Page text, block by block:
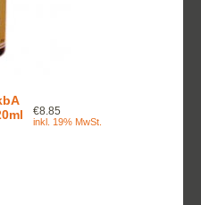
€8.85
inkl. 19% MwSt.